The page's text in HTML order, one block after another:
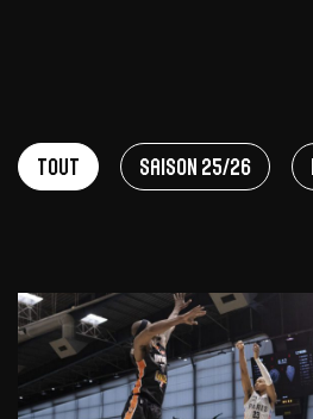
FAQTout Saison 25/26